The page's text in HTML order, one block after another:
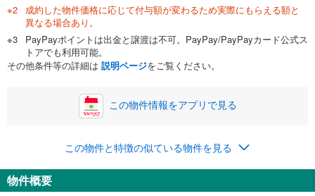
0万円 4,999万円
自己資金から住宅購入にかけられる金額を入力してくださ
い。一般的には物件価格の2割までが目安です。
閉じる
ボーナス
万円
0円
ナス時の増額分（1回分）を入力してください。
ボーナス払いの限度額は金融機関によって異なります。
閉じる
月々の返済額
成約した物件価格に応じて付与額が変わるため実際にもらえる額と
異なる場合あり。
PayPayポイントは出金と譲渡は不可。PayPay/PayPayカード公式ス
トアでも利用可能。
その他条件等の詳細は 説明ページをご覧ください。
この物件情報をアプリで見る
この物件と特徴の似ている物件を見る
物件概要